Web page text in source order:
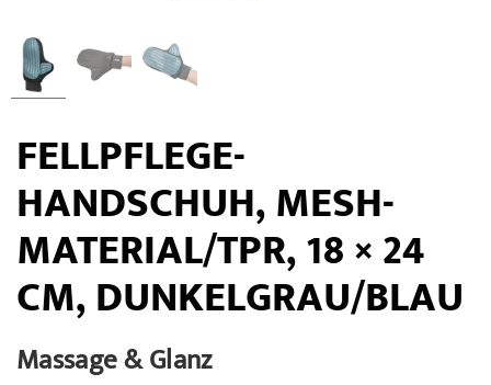
FELLPFLEGE-
HANDSCHUH, MESH-
MATERIAL/TPR, 18 × 24
CM, DUNKELGRAU/BLAU
Massage & Glanz